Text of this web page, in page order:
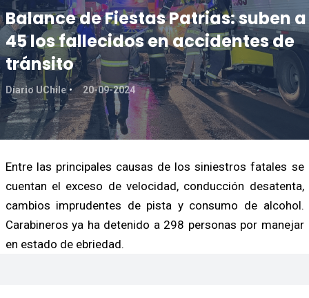
Balance de Fiestas Patrias: suben a
45 los fallecidos en accidentes de
tránsito
Diario UChile 20-09-2024
Entre las principales causas de los siniestros fatales se
cuentan el exceso de velocidad, conducción desatenta,
cambios imprudentes de pista y consumo de alcohol.
Carabineros ya ha detenido a 298 personas por manejar
en estado de ebriedad.